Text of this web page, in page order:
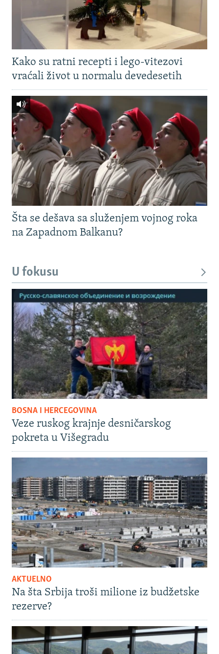
Kako su ratni recepti i lego-vitezovi
vraćali život u normalu devedesetih
Šta se dešava sa služenjem vojnog roka
na Zapadnom Balkanu?
U fokusu
BOSNA I HERCEGOVINA
Veze ruskog krajnje desničarskog
pokreta u Višegradu
AKTUELNO
Na šta Srbija troši milione iz budžetske
rezerve?